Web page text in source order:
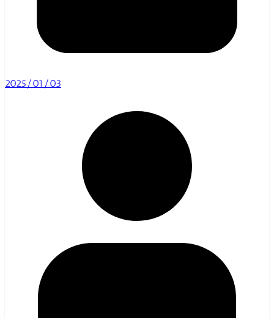
2025/01/03